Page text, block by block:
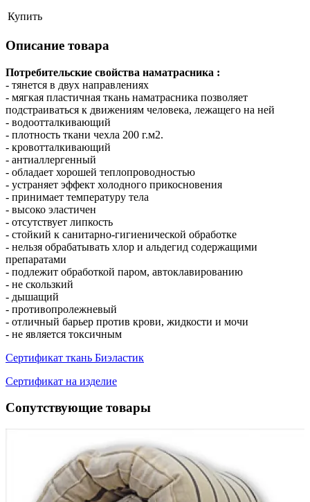
Купить
Описание товара
Потребительские свойства наматрасника :
- тянется в двух направлениях
- мягкая пластичная ткань наматрасника позволяет
подстраиваться к движениям человека, лежащего на ней
- водоотталкивающий
- плотность ткани чехла 200 г.м2.
- кровотталкивающий
- антиаллергенный
- обладает хорошей теплопроводностью
- устраняет эффект холодного прикосновения
- принимает температуру тела
- высоко эластичен
- отсутствует липкость
- стойкий к санитарно-гигиенической обработке
- нельзя обрабатывать хлор и альдегид содержащими
препаратами
- подлежит обработкой паром, автоклавированию
- не скользкий
- дышащий
- противопролежневый
- отличный барьер против крови, жидкости и мочи
- не является токсичным
Сертификат ткань Биэластик
Сертификат на изделие
Сопутствующие товары